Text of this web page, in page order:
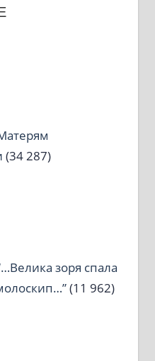
(34 287)
зоря спала
(11 962)